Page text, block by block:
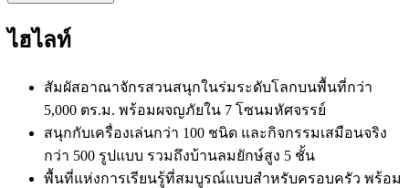
ไฮไลท์
สัมผัสอาณาจักรสวนสนุกในร่มระดับโลกบนพื้นที่กว่า
5,000 ตร.ม. พร้อมผจญภัยใน 7 โซนมหัศจรรย์
สนุกกับเครื่องเล่นกว่า 100 ชนิด และกิจกรรมเสมือนจริง
กว่า 500 รูปแบบ รวมถึงบ้านลมยักษ์สูง 5 ชั้น
พื้นที่แห่งการเรียนรู้ที่สมบูรณ์แบบสำหรับครอบครัว พร้อม